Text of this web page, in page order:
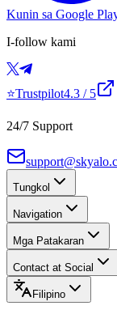
Kunin sa Google
I-follow kami
⭐Trustpilot4.3 / 5
24/7 Support
Tungkol
Navigation
Mga Patakaran
Contact at Social
Filipino